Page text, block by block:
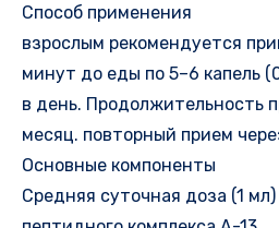
Способ применения
взрослым рекомендуется
минут до еды по 5–6 капель
в день. Продолжительность
месяц. повторный прием
Основные компоненты
Средняя суточная доза (1